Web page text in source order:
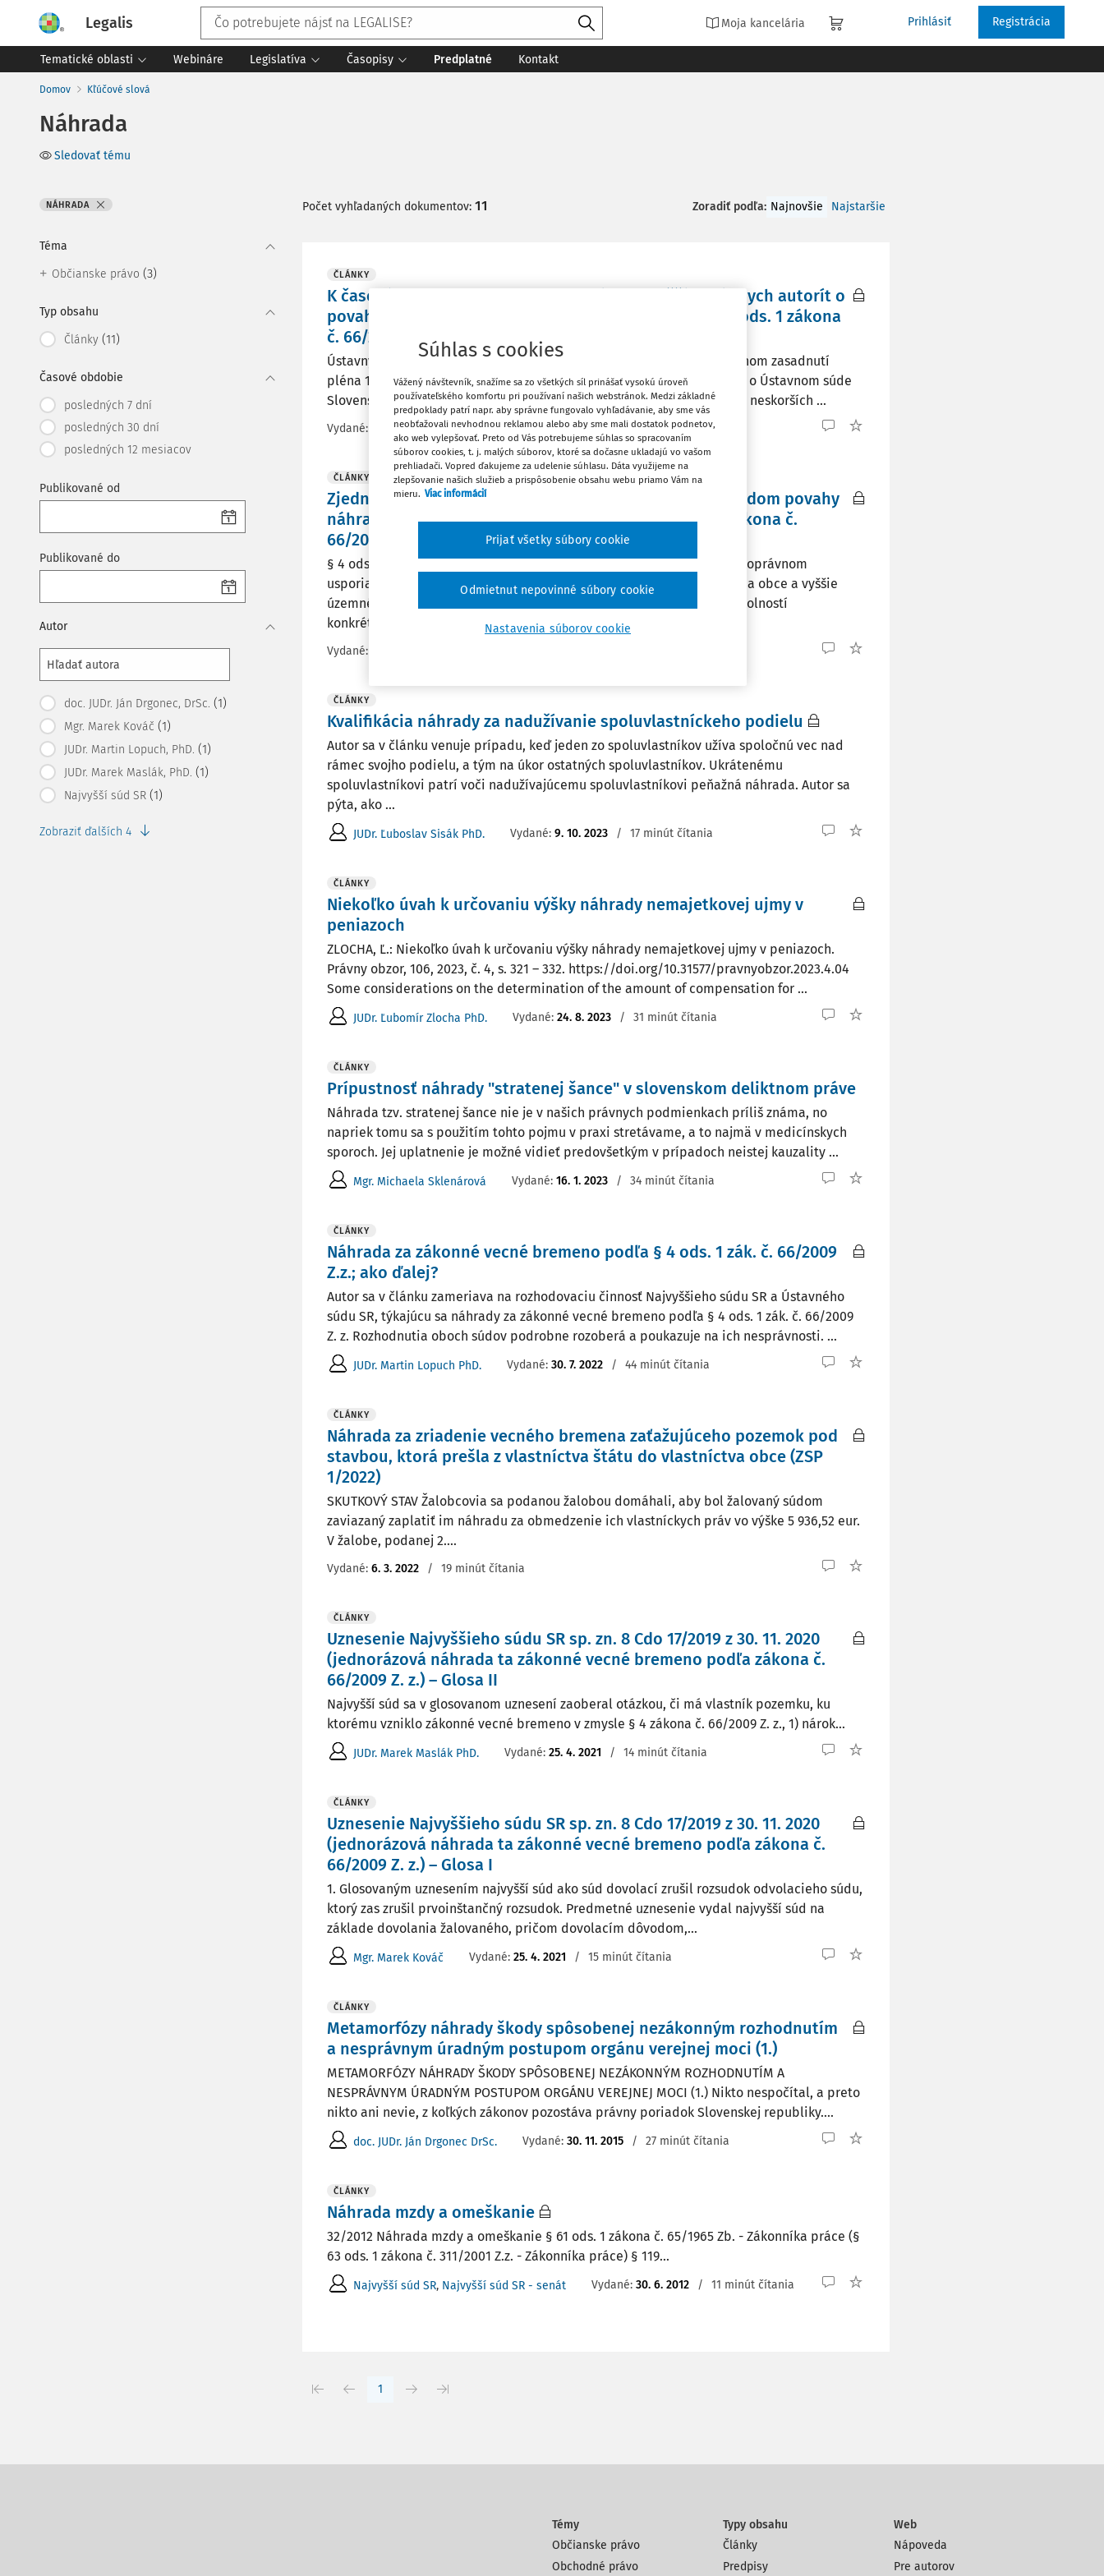
Legalis Moja kancelária Prihlásiť Registrácia
Tematické oblasti Webináre Legislatíva Časopisy Predplatné Kontakt
Domov Kľúčové slová
Náhrada
Sledovať tému
NÁHRADA
Téma
Občianske právo (3)
Typ obsahu
Články (11)
Časové obdobie
posledných 7 dní
posledných 30 dní
posledných 12 mesiacov
Publikované od
Publikované do
Autor
doc. JUDr. Ján Drgonec, DrSc. (1)
Mgr. Marek Kováč (1)
JUDr. Martin Lopuch, PhD. (1)
JUDr. Marek Maslák, PhD. (1)
Najvyšší súd SR (1)
Zobraziť ďalších 4
Počet vyhľadaných dokumentov: 11 Zoradiť podľa: Najnovšie Najstaršie
ČLÁNKY
K časovým aspektom zmeny judikatúry najvyšších súdnych autorít o
povahe náhrady za vecné bremeno zriadené podľa § 4 ods. 1 zákona
č. 66/2009 Z. z.
Ústavný súd Slovenskej republiky (ďalej len "Ústavný súd") na neverejnom zasadnutí
pléna 15. apríla 2026 rozhodol podľa § 13 ods. 1 zákona č. 314/2018 Z.z. o Ústavnom súde
Slovenskej republiky a o zmene a doplnení niektorých zákonov v znení neskorších ...
Vydané: 26. 7. 2026 / 25 minút čítania
ČLÁNKY
Zjednotenie právnych názorov Ústavného súdu SR ohľadom povahy
náhrady za vecné bremeno zriadené podľa § 4 ods. 1 zákona č.
66/2009 Z. z. (ZSP 24/2026)
§ 4 ods. 1 zákona č. 66/2009 Z.z. o niektorých opatreniach pri majetkovoprávnom
usporiadaní pozemkov pod stavbami, ktoré prešli z vlastníctva štátu na obce a vyššie
územné celky Všeobecný súd, v závislosti od skutkových a právnych okolností
konkrétneho ...
Vydané:
ČLÁNKY
Kvalifikácia náhrady za nadužívanie spoluvlastníckeho podielu
Autor sa v článku venuje prípadu, keď jeden zo spoluvlastníkov užíva spoločnú vec nad
rámec svojho podielu, a tým na úkor ostatných spoluvlastníkov. Ukrátenému
spoluvlastníkovi patrí voči nadužívajúcemu spoluvlastníkovi peňažná náhrada. Autor sa
pýta, ako ...
JUDr. Ľuboslav Sisák PhD. Vydané: 9. 10. 2023 / 17 minút čítania
ČLÁNKY
Niekoľko úvah k určovaniu výšky náhrady nemajetkovej ujmy v
peniazoch
ZLOCHA, Ľ.: Niekoľko úvah k určovaniu výšky náhrady nemajetkovej ujmy v peniazoch.
Právny obzor, 106, 2023, č. 4, s. 321 – 332. https://doi.org/10.31577/pravnyobzor.2023.4.04
Some considerations on the determination of the amount of compensation for ...
JUDr. Ľubomír Zlocha PhD. Vydané: 24. 8. 2023 / 31 minút čítania
ČLÁNKY
Prípustnosť náhrady "stratenej šance" v slovenskom deliktnom práve
Náhrada tzv. stratenej šance nie je v našich právnych podmienkach príliš známa, no
napriek tomu sa s použitím tohto pojmu v praxi stretávame, a to najmä v medicínskych
sporoch. Jej uplatnenie je možné vidieť predovšetkým v prípadoch neistej kauzality ...
Mgr. Michaela Sklenárová Vydané: 16. 1. 2023 / 34 minút čítania
ČLÁNKY
Náhrada za zákonné vecné bremeno podľa § 4 ods. 1 zák. č. 66/2009
Z.z.; ako ďalej?
Autor sa v článku zameriava na rozhodovaciu činnosť Najvyššieho súdu SR a Ústavného
súdu SR, týkajúcu sa náhrady za zákonné vecné bremeno podľa § 4 ods. 1 zák. č. 66/2009
Z. z. Rozhodnutia oboch súdov podrobne rozoberá a poukazuje na ich nesprávnosti. ...
JUDr. Martin Lopuch PhD. Vydané: 30. 7. 2022 / 44 minút čítania
ČLÁNKY
Náhrada za zriadenie vecného bremena zaťažujúceho pozemok pod
stavbou, ktorá prešla z vlastníctva štátu do vlastníctva obce (ZSP
1/2022)
SKUTKOVÝ STAV Žalobcovia sa podanou žalobou domáhali, aby bol žalovaný súdom
zaviazaný zaplatiť im náhradu za obmedzenie ich vlastníckych práv vo výške 5 936,52 eur.
V žalobe, podanej 2....
Vydané: 6. 3. 2022 / 19 minút čítania
ČLÁNKY
Uznesenie Najvyššieho súdu SR sp. zn. 8 Cdo 17/2019 z 30. 11. 2020
(jednorázová náhrada ta zákonné vecné bremeno podľa zákona č.
66/2009 Z. z.) – Glosa II
Najvyšší súd sa v glosovanom uznesení zaoberal otázkou, či má vlastník pozemku, ku
ktorému vzniklo zákonné vecné bremeno v zmysle § 4 zákona č. 66/2009 Z. z., 1) nárok...
JUDr. Marek Maslák PhD. Vydané: 25. 4. 2021 / 14 minút čítania
ČLÁNKY
Uznesenie Najvyššieho súdu SR sp. zn. 8 Cdo 17/2019 z 30. 11. 2020
(jednorázová náhrada ta zákonné vecné bremeno podľa zákona č.
66/2009 Z. z.) – Glosa I
1. Glosovaným uznesením najvyšší súd ako súd dovolací zrušil rozsudok odvolacieho súdu,
ktorý zas zrušil prvoinštančný rozsudok. Predmetné uznesenie vydal najvyšší súd na
základe dovolania žalovaného, pričom dovolacím dôvodom,...
Mgr. Marek Kováč Vydané: 25. 4. 2021 / 15 minút čítania
ČLÁNKY
Metamorfózy náhrady škody spôsobenej nezákonným rozhodnutím
a nesprávnym úradným postupom orgánu verejnej moci (1.)
METAMORFÓZY NÁHRADY ŠKODY SPÔSOBENEJ NEZÁKONNÝM ROZHODNUTÍM A
NESPRÁVNYM ÚRADNÝM POSTUPOM ORGÁNU VEREJNEJ MOCI (1.) Nikto nespočítal, a preto
nikto ani nevie, z koľkých zákonov pozostáva právny poriadok Slovenskej republiky....
doc. JUDr. Ján Drgonec DrSc. Vydané: 30. 11. 2015 / 27 minút čítania
ČLÁNKY
Náhrada mzdy a omeškanie
32/2012 Náhrada mzdy a omeškanie § 61 ods. 1 zákona č. 65/1965 Zb. - Zákonníka práce (§
63 ods. 1 zákona č. 311/2001 Z.z. - Zákonníka práce) § 119...
Najvyšší súd SR, Najvyšší súd SR - senát Vydané: 30. 6. 2012 / 11 minút čítania
1
Témy
Občianske právo
Obchodné právo
Typy obsahu
Články
Predpisy
Web
Nápoveda
Pre autorov
Súhlas s cookies
Vážený návštevník, snažíme sa zo všetkých síl prinášať vysokú úroveň
používateľského komfortu pri používaní našich webstránok. Medzi základné
predpoklady patrí napr. aby správne fungovalo vyhľadávanie, aby sme vás
neobťažovali nevhodnou reklamou alebo aby sme mali dostatok podnetov,
ako web vylepšovať. Preto od Vás potrebujeme súhlas so spracovaním
súborov cookies, t. j. malých súborov, ktoré sa dočasne ukladajú vo vašom
prehliadači. Vopred ďakujeme za udelenie súhlasu. Dáta využijeme na
zlepšovanie našich služieb a prispôsobenie obsahu webu priamo Vám na
mieru. Viac informácií
Nastavenia súborov cookie
Odmietnut nepovinné súbory cookie
Prijať všetky súbory cookie